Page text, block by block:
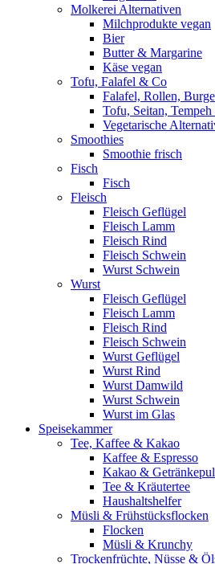
Molkerei Alternativen
Milchprodukte vegan
Bier
Butter & Margarine
Käse vegan
Tofu, Falafel & Co
Falafel, Rollen,
Tofu, Seitan,
Vegetarische
Smoothies
Smoothie frisch
Fisch
Fisch
Fleisch
Fleisch Geflügel
Fleisch Lamm
Fleisch Rind
Fleisch Schwein
Wurst Schwein
Wurst
Fleisch Geflügel
Fleisch Lamm
Fleisch Rind
Fleisch Schwein
Wurst Geflügel
Wurst Rind
Wurst Damwild
Wurst Schwein
Wurst im Glas
Speisekammer
Tee, Kaffee & Kakao
Kaffee & Espresso
Kakao &
Tee & Kräutertee
Haushaltshelfer
Müsli & Frühstücksflocken
Flocken
Müsli & Krunchy
Trockenfrüchte, Nüsse &